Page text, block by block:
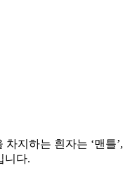
지하는 흰자는 ‘맨틀
니다.